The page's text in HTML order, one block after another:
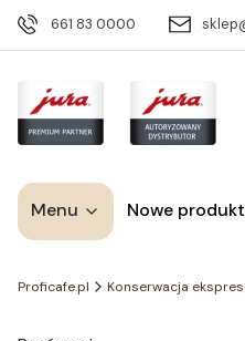
661 83 0000
Menu Nowe
Proficafe.pl Konserwacja